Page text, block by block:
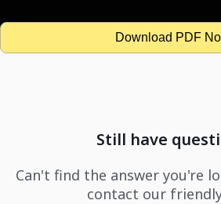
Download PDF
Still have
Can't find the answer you're
contact our